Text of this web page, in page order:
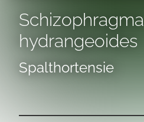
Schizophragma
hydrangeoides
Spalthortensie